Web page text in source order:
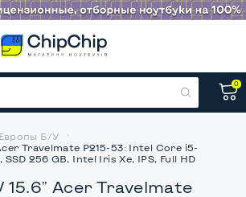
0
Б/У
Travelmate P215-53: Intel Core i5-
SSD 256 GB, Intel Iris Xe, IPS, Full HD
15.6" Acer Travelmate